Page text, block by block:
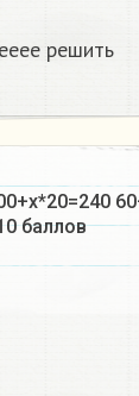
решить
баллов